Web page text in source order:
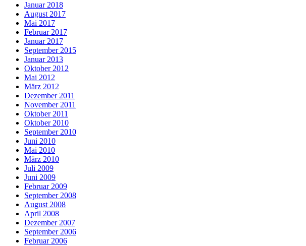
Januar 2018
August 2017
Mai 2017
Februar 2017
Januar 2017
September 2015
Januar 2013
Oktober 2012
Mai 2012
März 2012
Dezember 2011
November 2011
Oktober 2011
Oktober 2010
September 2010
Juni 2010
Mai 2010
März 2010
Juli 2009
Juni 2009
Februar 2009
September 2008
August 2008
April 2008
Dezember 2007
September 2006
Februar 2006